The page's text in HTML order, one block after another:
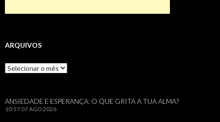
ARQUIVOS
Arquivos
ANSIEDADE E ESPERANÇA: O QUE GRITA A TUA ALMA?
10:57 07 AGO 2026